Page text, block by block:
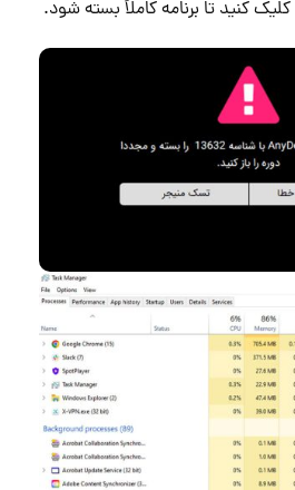
کلیک کنید تا برنامه کاملاً بسته شود.